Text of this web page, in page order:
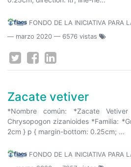
FONDO DE LA INICIATIVA PARA
— marzo 2020 — 6576 vistas
Zacate vetiver
*Nombre común: *Zacate
Chrysopogon zizanioides *Familia:
2cm } p { margin-bottom: 0.25cm; ...
FONDO DE LA INICIATIVA PARA